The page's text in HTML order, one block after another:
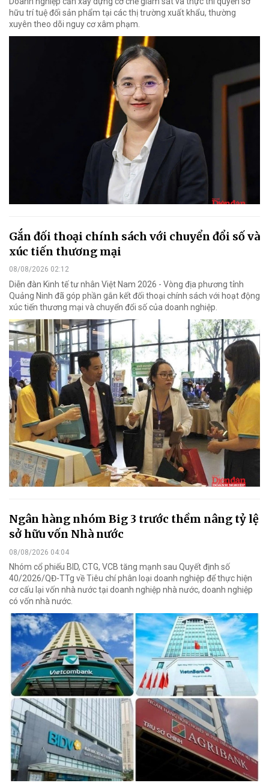
hữu trí tuệ đối sản phẩm tại các thị trường xuất khẩu, thường
xuyên theo dõi nguy cơ xâm phạm.
Gắn đối thoại chính sách với chuyển đổi số và
xúc tiến thương mại
08/08/2026 02:12
Diễn đàn Kinh tế tư nhân Việt Nam 2026 - Vòng địa phương tỉnh
Quảng Ninh đã góp phần gắn kết đối thoại chính sách với hoạt động
xúc tiến thương mại và chuyển đổi số của doanh nghiệp.
Ngân hàng nhóm Big 3 trước thềm nâng tỷ lệ
sở hữu vốn Nhà nước
08/08/2026 04:04
Nhóm cổ phiếu BID, CTG, VCB tăng mạnh sau Quyết định số
40/2026/QĐ-TTg về Tiêu chí phân loại doanh nghiệp để thực hiện
cơ cấu lại vốn nhà nước tại doanh nghiệp nhà nước, doanh nghiệp
có vốn nhà nước.